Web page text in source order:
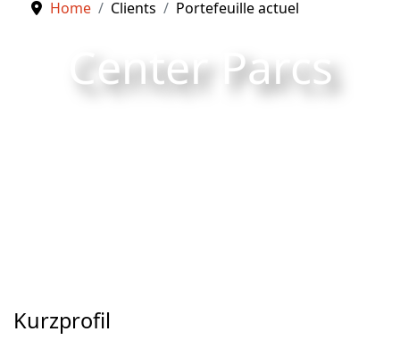
Home Clients Portefeuille actuel
Center Parcs
Kurzprofil